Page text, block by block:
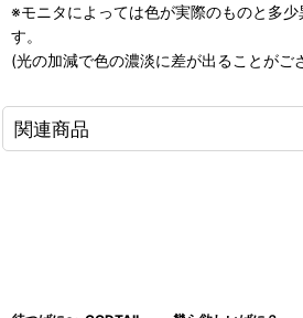
※モニタによっては色が実際のものと多少
す。
(光の加減で色の濃淡に差が出ることがご
関連商品